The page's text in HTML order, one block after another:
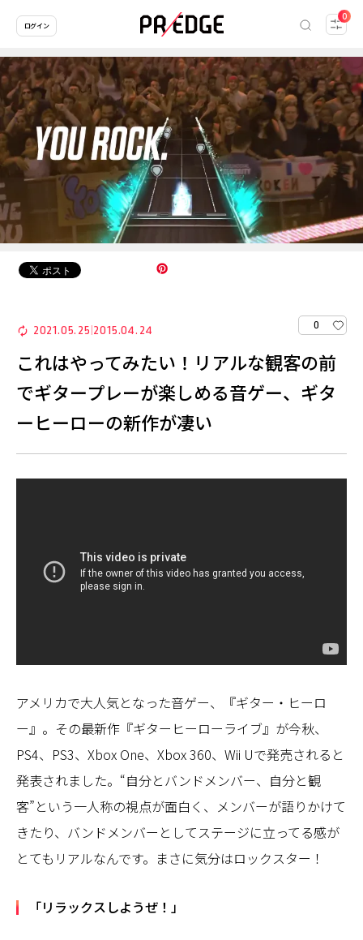
0
ログイン
2021.05.25 2015.04.24 0
これはやってみたい！リアルな観客の前
でギタープレーが楽しめる音ゲー、ギタ
ーヒーローの新作が凄い
アメリカで大人気となった音ゲー、『ギター・ヒーロ
ー』。その最新作『ギターヒーローライブ』が今秋、
PS4、PS3、Xbox One、Xbox 360、Wii Uで発売されると
発表されました。“自分とバンドメンバー、自分と観
客”という一人称の視点が面白く、メンバーが語りかけて
きたり、バンドメンバーとしてステージに立ってる感が
とてもリアルなんです。まさに気分はロックスター！
「リラックスしようぜ！」